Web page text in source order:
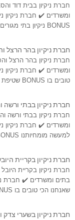
חברת ניקיון בבית דוד
ומשרדים ✔️ חברת ניקיון
BONUS ניקיון בתי מגורים הוא טיפול רציני נוסף
חברת ניקיון בהר הרצל
חברת ניקיון בהר הרצל
ומשרדים ✔️ חברת ניקיון
טובים בו BONUS שטיפת וניקוי דירות מגורים
חברת ניקיון בבתי ורשה
חברת ניקיון בבתי ורשה
ומשרדים ✔️ חברת ניקיון
למעשה מומחיותנו BONUS הברקת דירות זה טיפול רציני מוסף
חברת ניקיון בקריית
חברת ניקיון בקריית
בתים ומשרדים ✔️ חברת
שאנחנו הכי טובים בו BONUS הברקת בתי מגורים הינו
חברת ניקיון בשערי צדק